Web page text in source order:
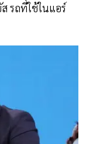
รถที่ใช้ในแอร์